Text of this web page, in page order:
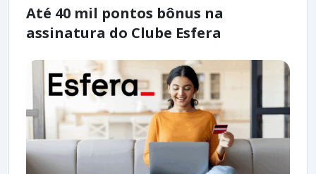
Até 40 mil pontos bônus na
assinatura do Clube Esfera